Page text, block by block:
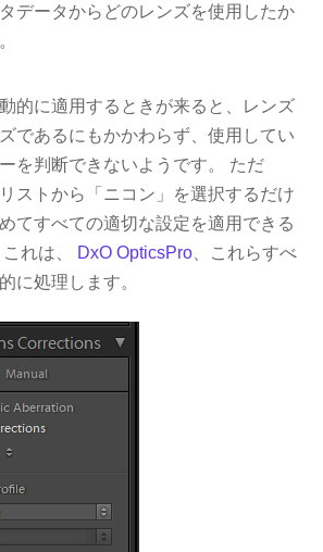
データからどのレンズを使用したか
的に適用するときが来ると、レンズ
であるにもかかわらず、使用してい
を判断できないようです。 ただ
ストから「ニコン」を選択するだけ
てすべての適切な設定を適用できる
れは、 DxO OpticsPro 、これらすべ
に処理します。